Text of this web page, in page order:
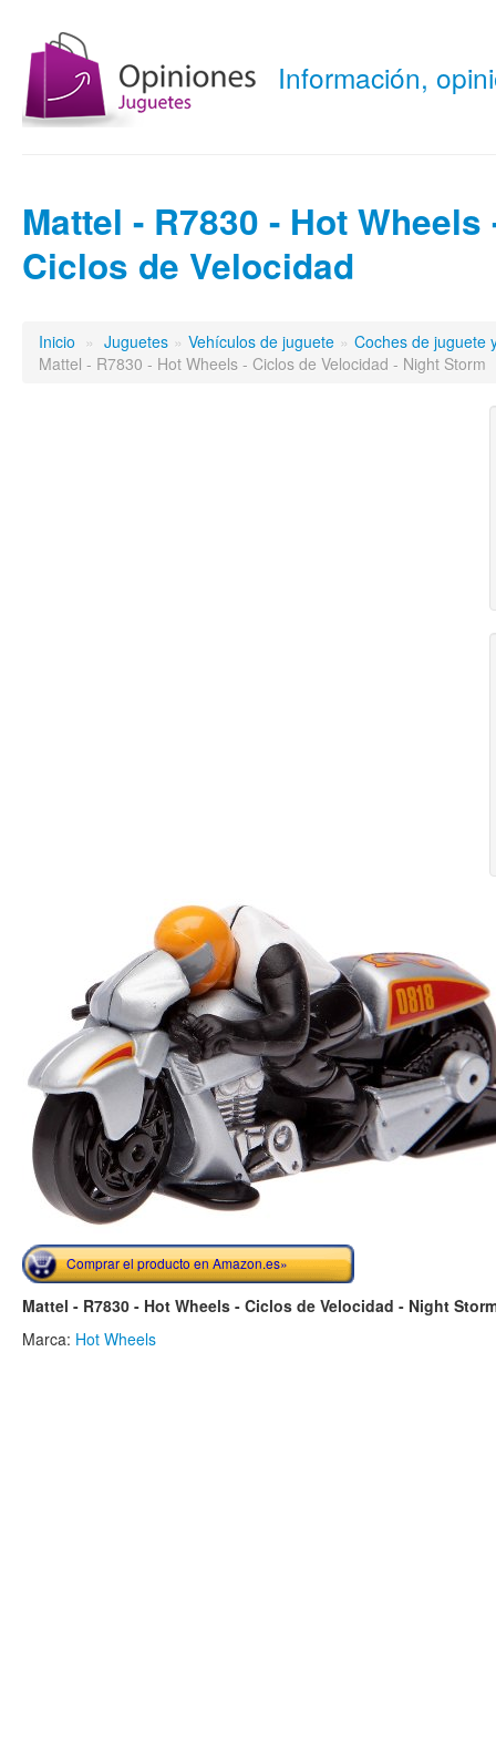
Información,
Mattel - R7830 - Hot Wheels
Ciclos de Velocidad
Inicio » Juguetes » Vehículos de juguete » Coches de juguete
Mattel - R7830 - Hot Wheels - Ciclos de Velocidad - Night Storm
Comprar el producto en Amazon.es»
Mattel - R7830 - Hot Wheels - Ciclos de Velocidad - Night
Marca: Hot Wheels